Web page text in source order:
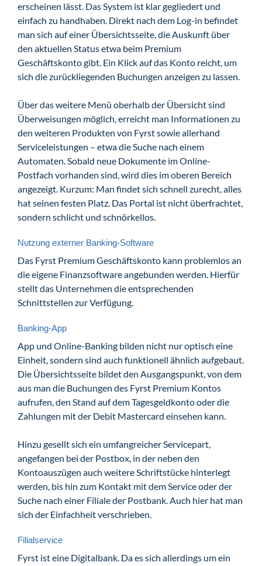
erscheinen lässt. Das System ist klar gegliedert und
einfach zu handhaben. Direkt nach dem Log-in befindet
man sich auf einer Übersichtsseite, die Auskunft über
den aktuellen Status etwa beim Premium
Geschäftskonto gibt. Ein Klick auf das Konto reicht, um
sich die zurückliegenden Buchungen anzeigen zu lassen.
Über das weitere Menü oberhalb der Übersicht sind
Überweisungen möglich, erreicht man Informationen zu
den weiteren Produkten von Fyrst sowie allerhand
Serviceleistungen – etwa die Suche nach einem
Automaten. Sobald neue Dokumente im Online-
Postfach vorhanden sind, wird dies im oberen Bereich
angezeigt. Kurzum: Man findet sich schnell zurecht, alles
hat seinen festen Platz. Das Portal ist nicht überfrachtet,
sondern schlicht und schnörkellos.
Nutzung externer Banking-Software
Das Fyrst Premium Geschäftskonto kann problemlos an
die eigene Finanzsoftware angebunden werden. Hierfür
stellt das Unternehmen die entsprechenden
Schnittstellen zur Verfügung.
Banking-App
App und Online-Banking bilden nicht nur optisch eine
Einheit, sondern sind auch funktionell ähnlich aufgebaut.
Die Übersichtsseite bildet den Ausgangspunkt, von dem
aus man die Buchungen des Fyrst Premium Kontos
aufrufen, den Stand auf dem Tagesgeldkonto oder die
Zahlungen mit der Debit Mastercard einsehen kann.
Hinzu gesellt sich ein umfangreicher Servicepart,
angefangen bei der Postbox, in der neben den
Kontoauszügen auch weitere Schriftstücke hinterlegt
werden, bis hin zum Kontakt mit dem Service oder der
Suche nach einer Filiale der Postbank. Auch hier hat man
sich der Einfachheit verschrieben.
Filialservice
Fyrst ist eine Digitalbank. Da es sich allerdings um ein